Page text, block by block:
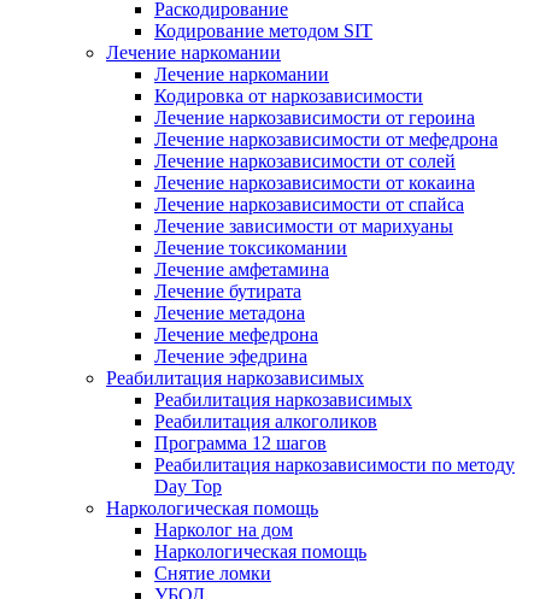
Раскодирование
Кодирование методом SIT
Лечение наркомании
Лечение наркомании
Кодировка от наркозависимости
Лечение наркозависимости от героина
Лечение наркозависимости от мефедрона
Лечение наркозависимости от солей
Лечение наркозависимости от кокаина
Лечение наркозависимости от спайса
Лечение зависимости от марихуаны
Лечение токсикомании
Лечение амфетамина
Лечение бутирата
Лечение метадона
Лечение мефедрона
Лечение эфедрина
Реабилитация наркозависимых
Реабилитация наркозависимых
Реабилитация алкоголиков
Программа 12 шагов
Реабилитация наркозависимости по методу
Day Top
Наркологическая помощь
Нарколог на дом
Наркологическая помощь
Снятие ломки
УБОД